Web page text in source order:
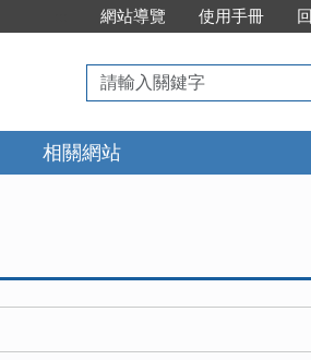
網站導覽 使用手冊
請
輸
入
關
鍵
相關網站